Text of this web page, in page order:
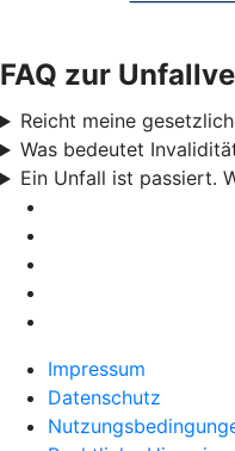
FAQ zur
Reicht meine
Was bedeutet
Ein Unfall ist passiert.
Impressum
Datenschutz